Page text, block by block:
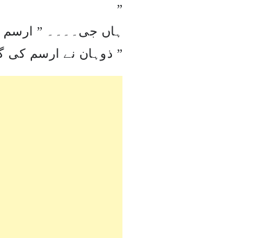
”
ہاں جی۔۔۔۔ ” ارسم
” ذوہان نے ارسم کی